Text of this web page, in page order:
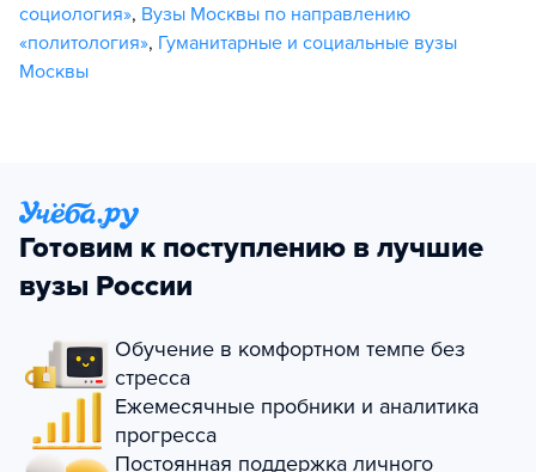
социология», Вузы Москвы по направлению
«политология», Гуманитарные и социальные вузы
Москвы
Готовим к поступлению в лучшие
вузы России
Обучение в комфортном темпе без
стресса
Ежемесячные пробники и аналитика
прогресса
Постоянная поддержка личного